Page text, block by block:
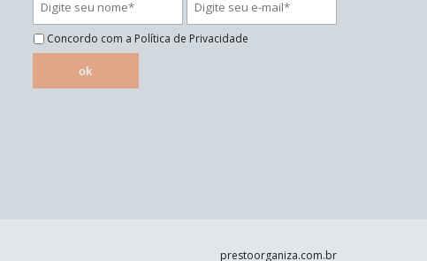
Concordo com a Política de Privacidade
ok
prestoorganiza.com.br